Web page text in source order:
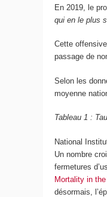
En 2019, le
qui en le plus
Cette
passage de
Selon les
moyenne
Tableau 1 :
National
Un nombre
fermetures
Mortality in
désormais,